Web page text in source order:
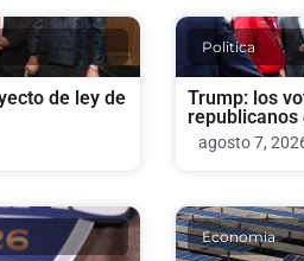
de ley de
Politica
Trump: los
agosto 7,
Economia